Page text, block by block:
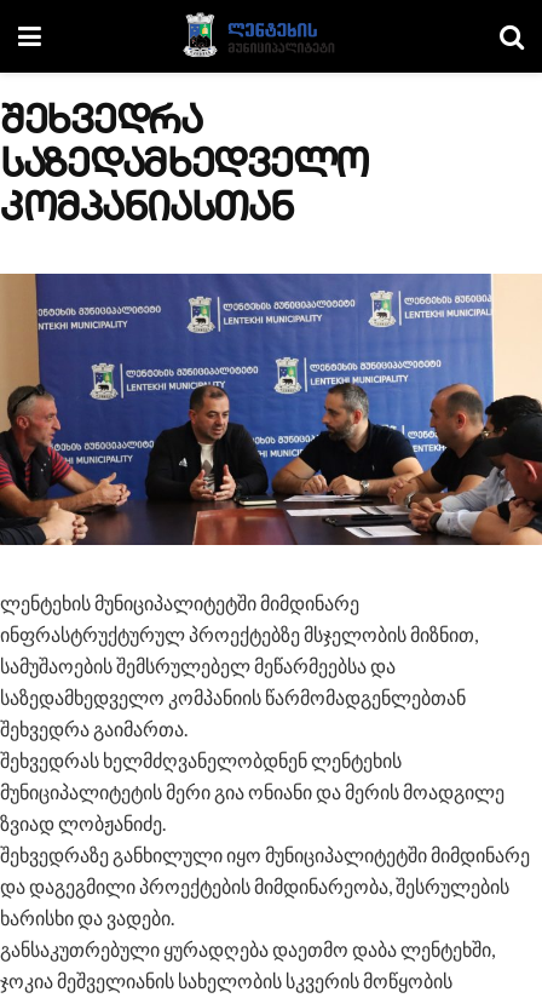
შეხვედრა
საზედამხედველო
კომპანიასთან
ლენტეხის მუნიციპალიტეტში მიმდინარე
ინფრასტრუქტურულ პროექტებზე მსჯელობის მიზნით,
სამუშაოების შემსრულებელ მეწარმეებსა და
საზედამხედველო კომპანიის წარმომადგენლებთან
შეხვედრა გაიმართა.
შეხვედრას ხელმძღვანელობდნენ ლენტეხის
მუნიციპალიტეტის მერი გია ონიანი და მერის მოადგილე
ზვიად ლობჟანიძე.
შეხვედრაზე განხილული იყო მუნიციპალიტეტში მიმდინარე
და დაგეგმილი პროექტების მიმდინარეობა, შესრულების
ხარისხი და ვადები.
განსაკუთრებული ყურადღება დაეთმო დაბა ლენტეხში,
ჯოკია მეშველიანის სახელობის სკვერის მოწყობის